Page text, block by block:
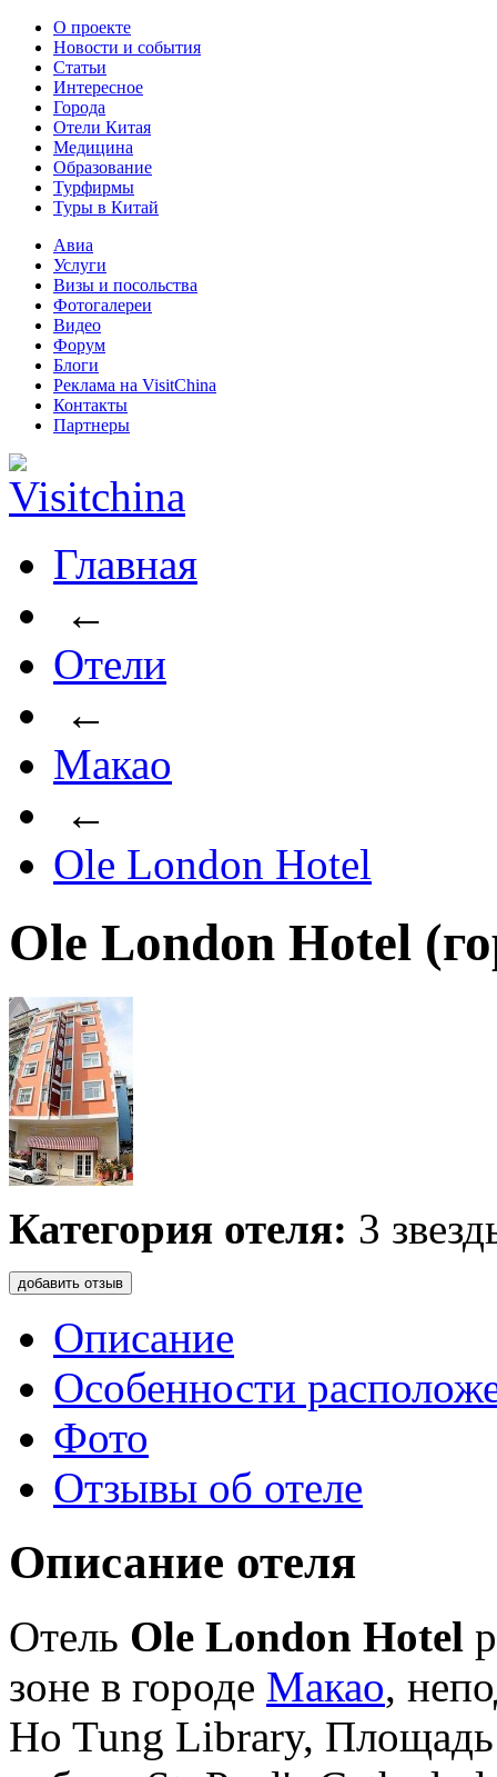
О проекте
Новости и события
Статьи
Интересное
Города
Отели Китая
Медицина
Образование
Турфирмы
Туры в Китай
Авиа
Услуги
Визы и посольства
Фотогалереи
Видео
Форум
Блоги
Реклама на VisitChina
Контакты
Партнеры
Главная
←
Отели
←
Макао
←
Ole London Hotel
Ole London Hotel
Категория отеля: 3
добавить отзыв
Описание
Особенности
Фото
Отзывы об отеле
Описание отеля
Отель Ole London Hotel
зоне в городе Макао,
Ho Tung Library, Площадь